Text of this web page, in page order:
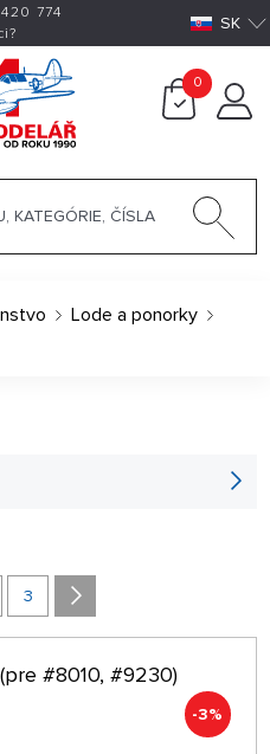
774
SK
0
Lode a ponorky
NAJNOVŠIE
32 NA STRÁNKE
3
#8010, #9230)
-3%